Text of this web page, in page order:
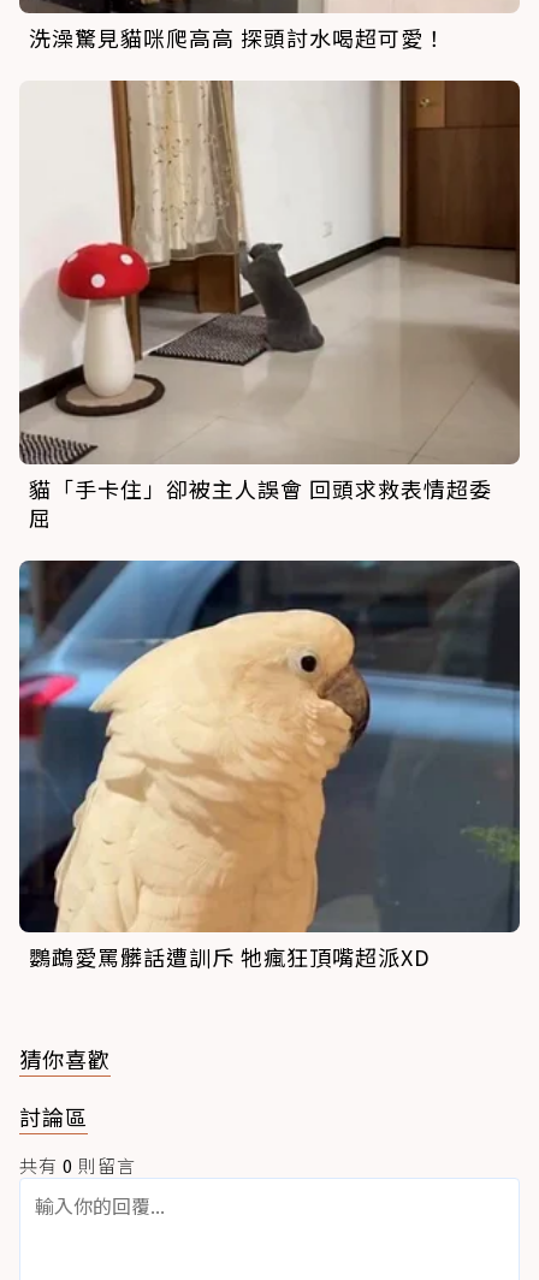
洗澡驚見貓咪爬高高 探頭討水喝超可愛！
貓「手卡住」卻被主人誤會 回頭求救表情超委
屈
鸚鵡愛罵髒話遭訓斥 牠瘋狂頂嘴超派XD
猜你喜歡
討論區
共有 0 則留言